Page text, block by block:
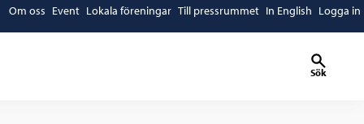
Om oss Event Lokala föreningar Till pressrummet In English Logga in
Sök